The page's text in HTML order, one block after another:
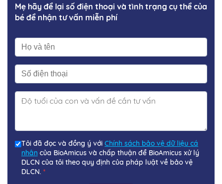
Mẹ hãy để lại số điện thoại và tình trạng cụ thể của
bé để nhận tư vấn miễn phí
Tôi đã đọc và đồng ý với Chính sách bảo vệ dữ liệu cá
nhân của BioAmicus và chấp thuận để BioAmicus xử lý
DLCN của tôi theo quy định của pháp luật về bảo vệ
DLCN. *